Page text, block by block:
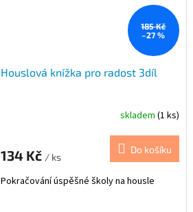
185 Kč
–27 %
Houslová knížka pro radost 3díl
skladem (1 ks)
134 Kč / ks
Do košíku
Pokračování úspěšné školy na housle